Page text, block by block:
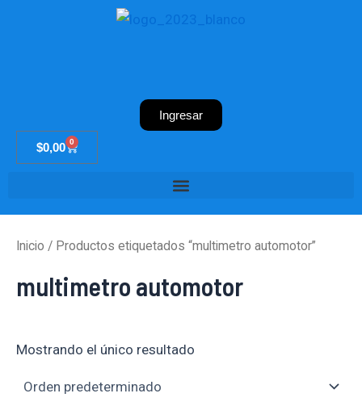
Ingresar
$0,00 0
Cart
Inicio / Productos etiquetados “multimetro automotor”
multimetro automotor
Mostrando el único resultado